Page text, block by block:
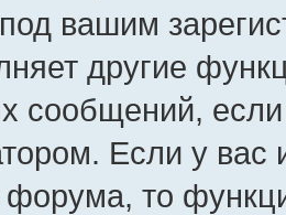
под вашим
другие
сообщений,
Если у
то